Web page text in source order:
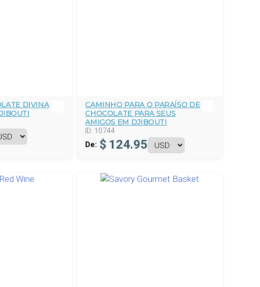
DIVINA
CAMINHO PARA O PARAÍSO DE
CHOCOLATE PARA SEUS
AMIGOS EM DJIBOUTI
ID: 10744
De: $ 124.95